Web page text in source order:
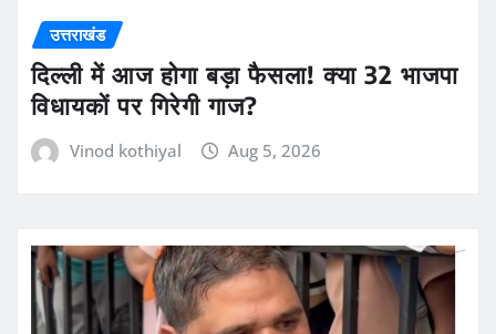
उत्तराखंड
दिल्ली में आज होगा बड़ा फैसला! क्या 32 भाजपा
विधायकों पर गिरेगी गाज?
Vinod kothiyal Aug 5, 2026